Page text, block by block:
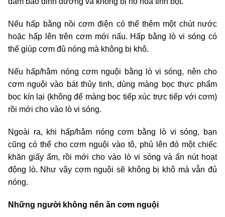
Nếu hấp bằng nồi cơm điện có thể thêm một chút nước
hoặc hấp lên trên cơm mới nấu. Hấp bằng lò vi sóng có
thể giúp cơm đủ nóng mà không bị khô.
Nếu hấp/hâm nóng cơm nguội bằng lò vi sóng, nên cho
cơm nguội vào bát thủy tinh, dùng màng bọc thực phẩm
bọc kín lại (không để màng bọc tiếp xúc trực tiếp với cơm)
rồi mới cho vào lò vi sóng.
Ngoài ra, khi hấp/hâm nóng cơm bằng lò vi sóng, bạn
cũng có thể cho cơm nguội vào tô, phủ lên đó một chiếc
khăn giấy ẩm, rồi mới cho vào lò vi sóng và ấn nút hoạt
động lò. Như vậy cơm nguội sẽ không bị khô mà vẫn đủ
nóng.
Những người không nên ăn cơm nguội